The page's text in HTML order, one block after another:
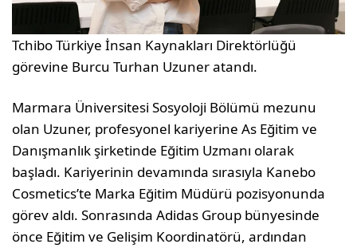
Tchibo Türkiye İnsan Kaynakları Direktörlüğü
görevine Burcu Turhan Uzuner atandı.
Marmara Üniversitesi Sosyoloji Bölümü mezunu
olan Uzuner, profesyonel kariyerine As Eğitim ve
Danışmanlık şirketinde Eğitim Uzmanı olarak
başladı. Kariyerinin devamında sırasıyla Kanebo
Cosmetics’te Marka Eğitim Müdürü pozisyonunda
görev aldı. Sonrasında Adidas Group bünyesinde
önce Eğitim ve Gelişim Koordinatörü, ardından